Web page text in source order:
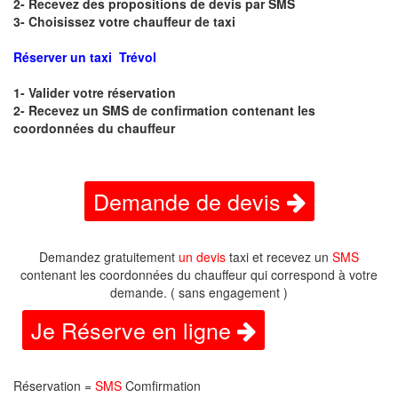
2- Recevez des propositions de devis par SMS
3- Choisissez votre chauffeur de taxi
Réserver un taxi Trévol
1- Valider votre réservation
2- Recevez un SMS de confirmation contenant les
coordonnées du chauffeur
Demande de devis
Demandez gratuitement un devis taxi et recevez un SMS
contenant les coordonnées du chauffeur qui correspond à votre
demande. ( sans engagement )
Je Réserve en ligne
Réservation = SMS Comfirmation